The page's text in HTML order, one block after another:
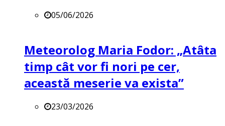
05/06/2026
Meteorolog Maria Fodor: „Atâta
timp cât vor fi nori pe cer,
această meserie va exista”
23/03/2026